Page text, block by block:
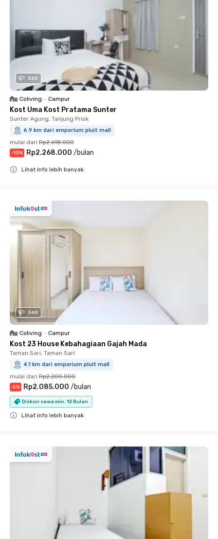
360
Coliving • Campur
Kost Uma Kost Pratama Sunter
Sunter Agung, Tanjung Priok
6.9 km dari emporium pluit mall
mulai dari Rp2.618.000
-13% Rp2.268.000 /bulan
Lihat info lebih banyak
360
Coliving • Campur
Kost 23 House Kebahagiaan Gajah Mada
Taman Sari, Taman Sari
4.1 km dari emporium pluit mall
mulai dari Rp2.200.000
-5% Rp2.085.000 /bulan
Diskon sewa min. 12 Bulan
Lihat info lebih banyak